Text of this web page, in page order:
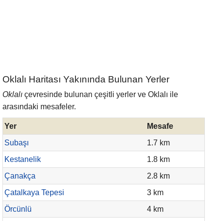
Oklalı Haritası Yakınında Bulunan Yerler
Oklalı çevresinde bulunan çeşitli yerler ve Oklalı ile
arasındaki mesafeler.
Yer
Mesafe
Subaşı
1.7 km
Kestanelik
1.8 km
Çanakça
2.8 km
Çatalkaya Tepesi
3 km
Örcünlü
4 km